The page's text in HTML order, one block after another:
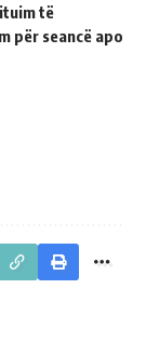
të
për seancë apo